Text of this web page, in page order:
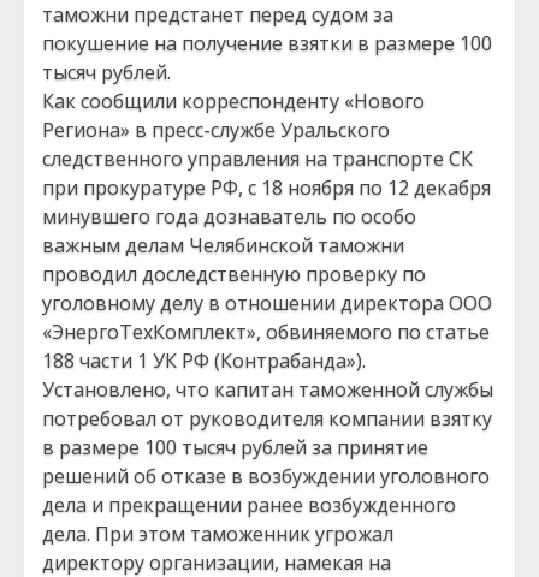
таможни предстанет перед судом за
покушение на получение взятки в размере 100
тысяч рублей.
Как сообщили корреспонденту «Нового
Региона» в пресс-службе Уральского
следственного управления на транспорте СК
при прокуратуре РФ, с 18 ноября по 12 декабря
минувшего года дознаватель по особо
важным делам Челябинской таможни
проводил доследственную проверку по
уголовному делу в отношении директора ООО
«ЭнергоТехКомплект», обвиняемого по статье
188 части 1 УК РФ (Контрабанда»).
Установлено, что капитан таможенной службы
потребовал от руководителя компании взятку
в размере 100 тысяч рублей за принятие
решений об отказе в возбуждении уголовного
дела и прекращении ранее возбужденного
дела. При этом таможенник угрожал
директору организации, намекая на